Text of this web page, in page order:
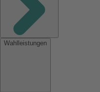
Wahlleistungen